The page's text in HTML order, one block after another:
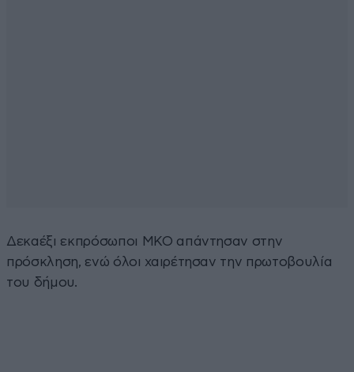
Δεκαέξι εκπρόσωποι ΜΚΟ απάντησαν στην
πρόσκληση, ενώ όλοι χαιρέτησαν την πρωτοβουλία
του δήμου.